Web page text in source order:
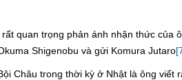
quan trọng phản ánh nhận thức của
Shigenobu và gửi Komura Jutaro
Châu trong thời kỳ ở Nhật là ông viết